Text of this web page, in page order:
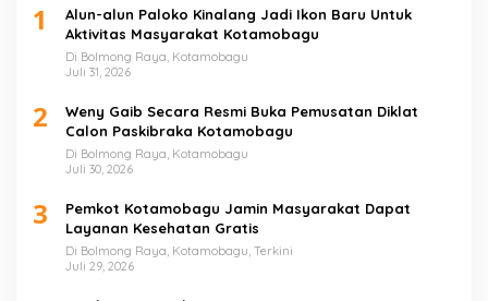
1
Alun-alun Paloko Kinalang Jadi Ikon Baru Untuk
Aktivitas Masyarakat Kotamobagu
Di Bolmong Raya, Kotamobagu
Juli 31, 2026
2
Weny Gaib Secara Resmi Buka Pemusatan Diklat
Calon Paskibraka Kotamobagu
Di Bolmong Raya, Kotamobagu
Juli 30, 2026
3
Pemkot Kotamobagu Jamin Masyarakat Dapat
Layanan Kesehatan Gratis
Di Bolmong Raya, Kotamobagu, Terkini
Juli 29, 2026